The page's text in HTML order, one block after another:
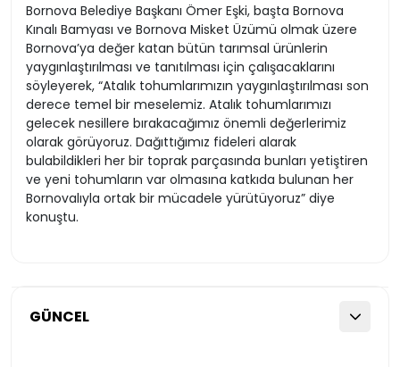
GÜNCEL
Bornova Belediye Başkanı Ömer Eşki, başta Bornova
Kınalı Bamyası ve Bornova Misket Üzümü olmak üzere
Bornova’ya değer katan bütün tarımsal ürünlerin
yaygınlaştırılması ve tanıtılması için çalışacaklarını
söyleyerek, “Atalık tohumlarımızın yaygınlaştırılması son
derece temel bir meselemiz. Atalık tohumlarımızı
gelecek nesillere bırakacağımız önemli değerlerimiz
olarak görüyoruz. Dağıttığımız fideleri alarak
bulabildikleri her bir toprak parçasında bunları yetiştiren
ve yeni tohumların var olmasına katkıda bulunan her
Bornovalıyla ortak bir mücadele yürütüyoruz” diye
konuştu.